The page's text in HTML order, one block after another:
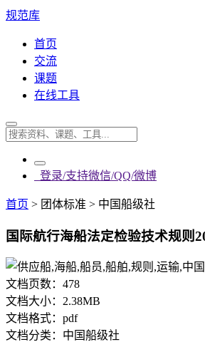
规范库
首页
交流
课题
在线工具
登录/支持微信/QQ/微博
首页 > 团体标准 > 中国船级社
国际航行海船法定检验技术规则
文档页数： 478
文档大小： 2.38MB
文档格式： pdf
文档分类： 中国船级社